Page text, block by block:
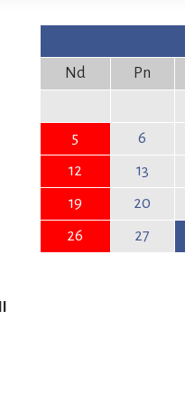
Nd
Pn
5
6
12
13
19
20
26
27